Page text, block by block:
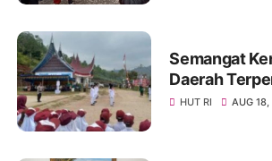
Semangat
Daerah
Pagadih
HUT RI AUG